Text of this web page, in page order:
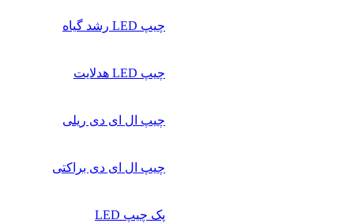
چیپ‌ LED رشد گیاه
چیپ‌ LED هدلایت
چیپ ال ای دی ریلی
چیپ ال ای دی براکتی
پک چیپ LED